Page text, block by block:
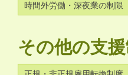
時間外労働・深夜業の制限
その他の支